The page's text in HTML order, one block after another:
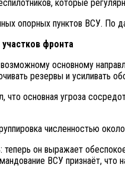
которые
опорных пунктов ВСУ. По
фронта
основному
резервы и усиливать
основная угроза
численностью
он выражает
ВСУ признаёт,